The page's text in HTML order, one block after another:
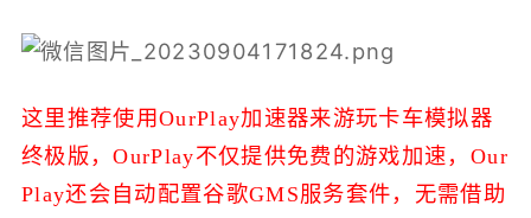
这里推荐使用OurPlay加速器来游玩卡车模拟器
终极版，OurPlay不仅提供免费的游戏加速， Our
Play还会自动配置谷歌GMS服务套件，无需借助